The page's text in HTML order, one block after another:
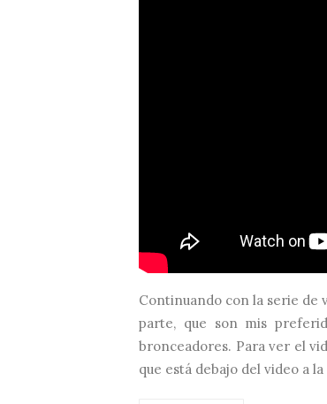
Continuando con la serie de
parte, que son mis
bronceadores. Para ver el
que está debajo del video a